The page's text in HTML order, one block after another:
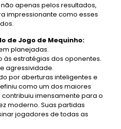
apenas pelos resultados,
impressionante como esses
de Jogo de Mequinho:
planejadas.
estratégias dos oponentes.
agressividade.
por aberturas inteligentes e
como um dos maiores
imensamente para o
moderno. Suas partidas
jogadores de todas as